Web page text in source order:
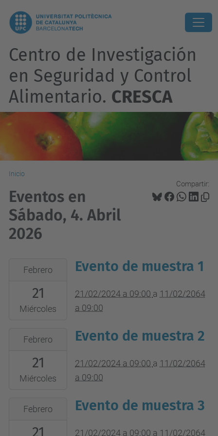
Centro de Investigación
en Seguridad y Control
Alimentario. CRESCA
Inicio
Compartir:
Eventos en
Sábado, 4. Abril
2026
2024-
21T09:00:00+01:00
2064-
11T09:00:00+01:00
evento
Febrero
21
Miércoles
Evento de muestra 1
21/02/2024 a 09:00 a 11/02/2064
a 09:00
2024-
21T09:00:00+01:00
2064-
11T09:00:00+01:00
Febrero
21
Miércoles
Evento de muestra 2
21/02/2024 a 09:00 a 11/02/2064
a 09:00
2024-
21T09:00:00+01:00
Febrero
21
Evento de muestra 3
21/02/2024 a 09:00 a 11/02/2064